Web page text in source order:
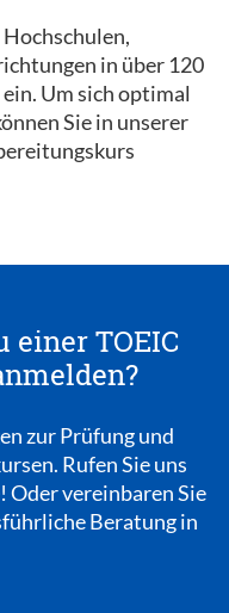
in über 120
Um sich optimal
Sie in unserer
TOEIC
zur Prüfung und
Rufen Sie uns
Oder vereinbaren Sie
Beratung in